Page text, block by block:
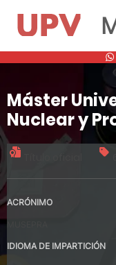
Máster
Nuclear y
ACRÓNIMO
IDIOMA DE IMPARTICIÓN